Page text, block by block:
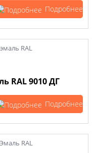
Подробнее
RAL 9010 ДГ
Подробнее